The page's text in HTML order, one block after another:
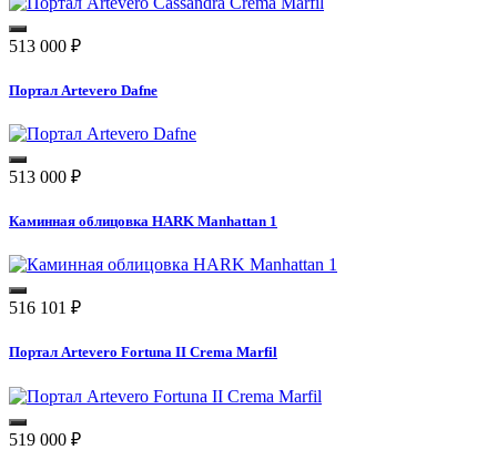
513 000 ₽
Портал Artevero Dafne
513 000 ₽
Каминная облицовка HARK Manhattan 1
516 101 ₽
Портал Artevero Fortuna II Crema Marfil
519 000 ₽